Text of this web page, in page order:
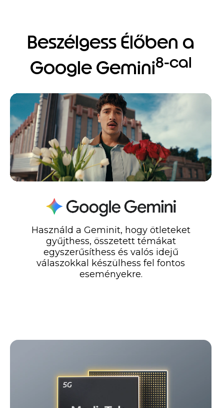
Beszélgess Élőben a
Google Gemini8-cal
Használd a Geminit, hogy ötleteket
gyűjthess, összetett témákat
egyszerűsíthess és valós idejű
válaszokkal készülhess fel fontos
eseményekre.